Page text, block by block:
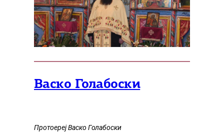
Васко Голабоски
Протоереј Васко Голабоски